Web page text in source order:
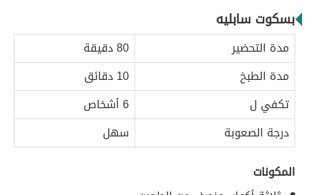
بسكوت سابليه
مدة التحضير
80 دقيقة
مدة الطبخ
10 دقائق
تكفي ل
6 أشخاص
درجة الصعوبة
سهل
المكونات